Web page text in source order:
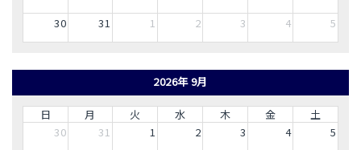
30
31 1 2 3 4 5
2026年 9月
日 月 火 水 木 金
土
30
31 1 2 3 4
5